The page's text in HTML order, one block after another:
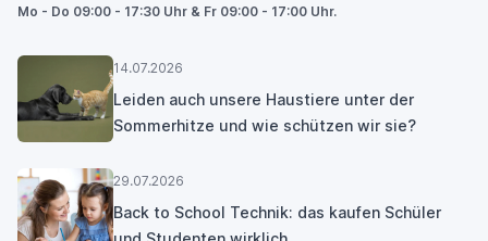
Mo - Do 09:00 - 17:30 Uhr & Fr 09:00 - 17:00 Uhr.
14.07.2026
Leiden auch unsere Haustiere unter der
Sommerhitze und wie schützen wir sie?
29.07.2026
Back to School Technik: das kaufen Schüler